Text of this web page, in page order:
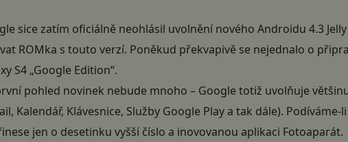
sice zatím oficiálně neohlásil uvolnění nového Androidu 4.3
ROMka s touto verzí. Poněkud překvapivě se nejednalo o
S4 „Google Edition“.
pohled novinek nebude mnoho – Google totiž uvolňuje
Kalendář, Klávesnice, Služby Google Play a tak dále).
jen o desetinku vyšší číslo a inovovanou aplikaci Fotoaparát.